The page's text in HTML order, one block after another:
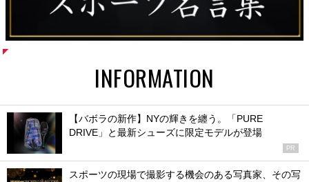
INFORMATION
【バボラの新作】NYの輝きを纏う。「PURE
DRIVE」と最新シューズに限定モデルが登場
PR
スポーツの現場で撮影する機会のある写真家、その写